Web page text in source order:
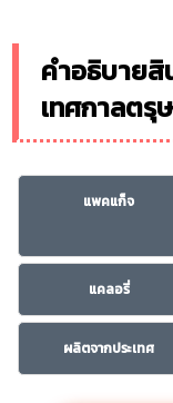
คำอธิบาย
เทศกาลตรุ
แพคแก็จ
แคลอรี่
ผลิตจากประเทศ